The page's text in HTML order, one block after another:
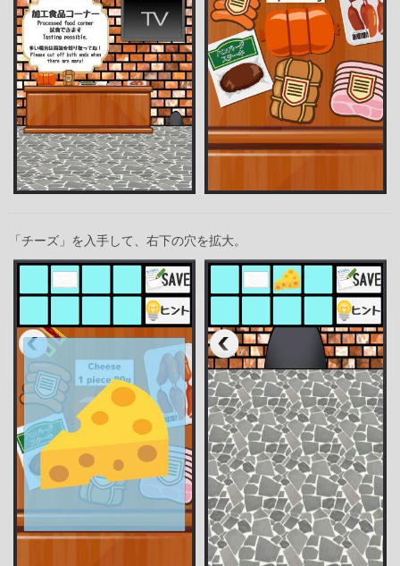
「チーズ」を入手して、右下の穴を拡大。